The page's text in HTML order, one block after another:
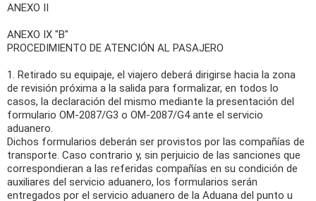
ANEXO II
ANEXO IX "B"
PROCEDIMIENTO DE ATENCIÓN AL PASAJERO
1. Retirado su equipaje, el viajero deberá dirigirse hacia la zona
de revisión próxima a la salida para formalizar, en todos lo
casos, la declaración del mismo mediante la presentación del
formulario OM-2087/G3 o OM-2087/G4 ante el servicio
aduanero.
Dichos formularios deberán ser provistos por las compañías de
transporte. Caso contrario y, sin perjuicio de las sanciones que
correspondieran a las referidas compañías en su condición de
auxiliares del servicio aduanero, los formularios serán
entregados por el servicio aduanero de la Aduana del punto u